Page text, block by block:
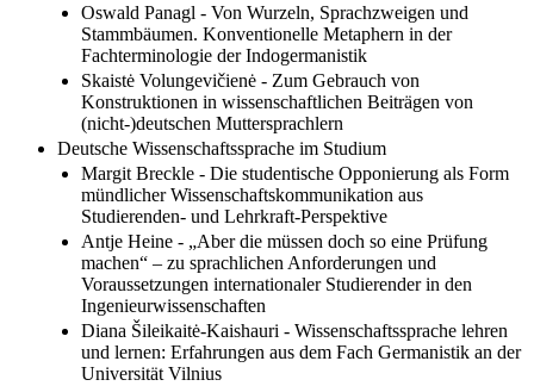
Oswald Panagl - Von Wurzeln, Sprachzweigen und
Stammbäumen. Konventionelle Metaphern in der
Fachterminologie der Indogermanistik
Skaistė Volungevičienė - Zum Gebrauch von
Konstruktionen in wissenschaftlichen Beiträgen von
(nicht-)deutschen Muttersprachlern
Deutsche Wissenschaftssprache im Studium
Margit Breckle - Die studentische Opponierung als Form
mündlicher Wissenschaftskommunikation aus
Studierenden- und Lehrkraft-Perspektive
Antje Heine - „Aber die müssen doch so eine Prüfung
machen“ – zu sprachlichen Anforderungen und
Voraussetzungen internationaler Studierender in den
Ingenieurwissenschaften
Diana Šileikaitė-Kaishauri - Wissenschaftssprache lehren
und lernen: Erfahrungen aus dem Fach Germanistik an der
Universität Vilnius